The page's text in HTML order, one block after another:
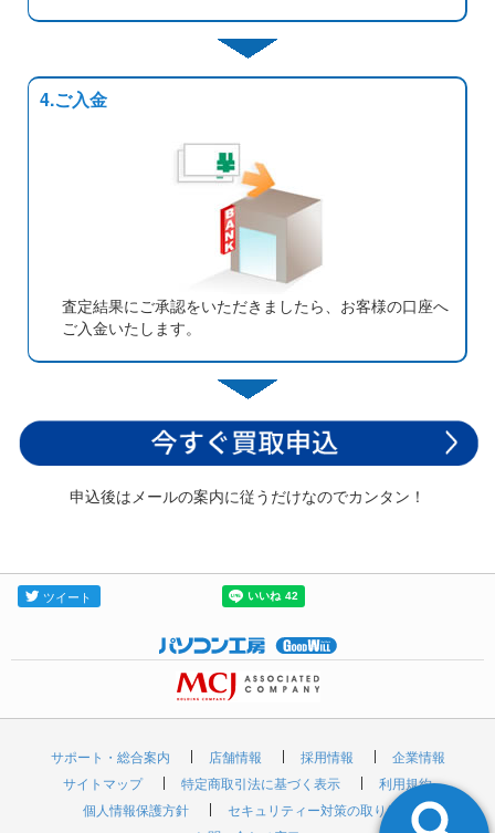
4.ご入金
査定結果にご承認をいただきましたら、お客様の口座へ
ご入金いたします。
申込後はメールの案内に従うだけなのでカンタン！
サポート・総合案内 店舗情報 採用情報
企業情報
サイトマップ
特定商取引法に基づく表示
利用規約
個人情報保護方針
セキュリティー対策の取り組み